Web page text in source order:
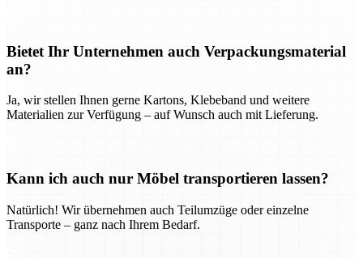
Bietet Ihr Unternehmen auch Verpackungsmaterial
an?
Ja, wir stellen Ihnen gerne Kartons, Klebeband und weitere
Materialien zur Verfügung – auf Wunsch auch mit Lieferung.
Kann ich auch nur Möbel transportieren lassen?
Natürlich! Wir übernehmen auch Teilumzüge oder einzelne
Transporte – ganz nach Ihrem Bedarf.